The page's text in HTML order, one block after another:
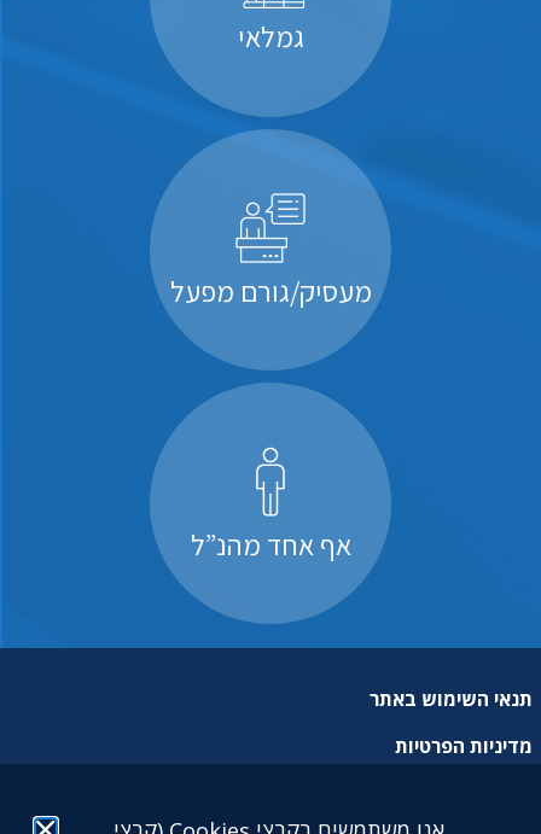
גמלאי
מעסיק/גורם מפעל
אף אחד מהנ”ל
תנאי השימוש באתר
מדיניות הפרטיות